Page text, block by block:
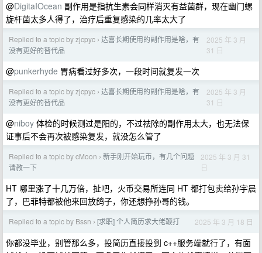
@DigitaIOcean 副作用是指抗生素会同样消灭有益菌群，现在幽门螺
旋杆菌太多人得了，治疗后重复感染的几率太大了
Replied to a topic by zjcpyc › 达喜长期使用的副作用是啥，有
没有更好的替代品
2025 年 3 月
31 日
@punkerhyde 胃病看过好多次，一段时间就复发一次
Replied to a topic by zjcpyc › 达喜长期使用的副作用是啥，有
没有更好的替代品
2025 年 3 月
31 日
@niboy 体检的时候测过是阳的，不过祛除的副作用太大，也无法保
证事后不会再次被感染复发，就没怎么管了
Replied to a topic by cMoon › 新手刚开始玩币，有几个问题
请教一下
2025 年 3 月 31
日
HT 哪里涨了十几万倍，扯吧，火币交易所连同 HT 都打包卖给孙宇晨
了，巴菲特都被他来回放鸽子，你还想挣孙哥的钱。
Replied to a topic by Bssn › [求职] 个人简历求大佬鞭打 2025 年 3 月 18 日
你都没毕业，别管那么多，投简历直接投到 c++服务端就行了，有面